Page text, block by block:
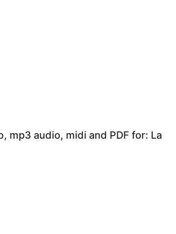
mp3 audio, midi and PDF for: La